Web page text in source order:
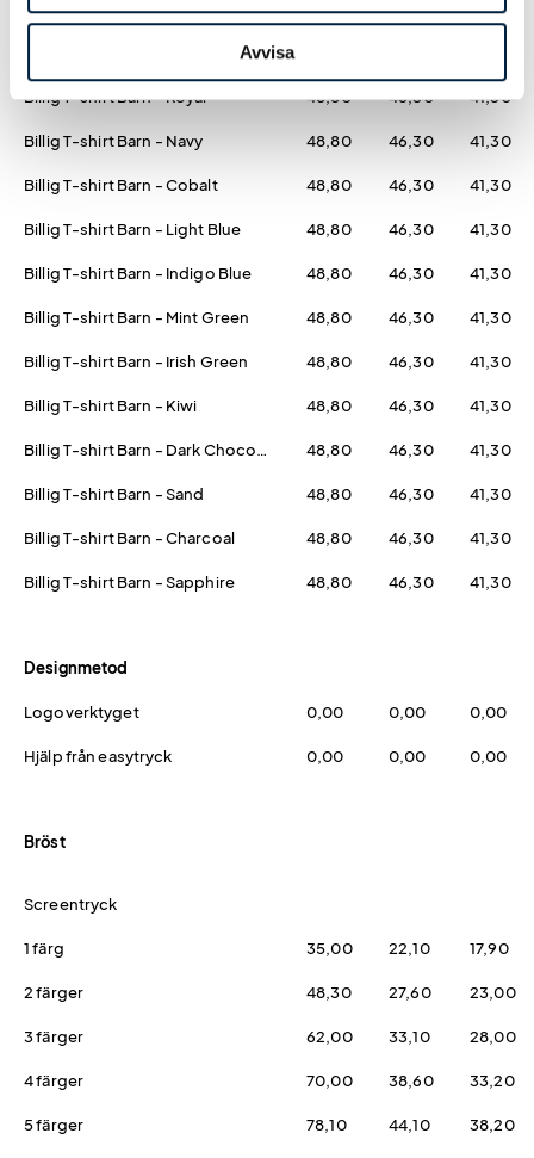
Avvisa
Billig T-shirt Barn - Red 48,80 46,30 41,30
Billig T-shirt Barn - Royal 48,80 46,30 41,30
Billig T-shirt Barn - Navy 48,80 46,30 41,30
Billig T-shirt Barn - Cobalt 48,80 46,30 41,30
Billig T-shirt Barn - Light Blue 48,80 46,30 41,30
Billig T-shirt Barn - Indigo Blue 48,80 46,30 41,30
Billig T-shirt Barn - Mint Green 48,80 46,30 41,30
Billig T-shirt Barn - Irish Green 48,80 46,30 41,30
Billig T-shirt Barn - Kiwi 48,80 46,30 41,30
Billig T-shirt Barn - Dark Chocolate 48,80 46,30 41,30
Billig T-shirt Barn - Sand 48,80 46,30 41,30
Billig T-shirt Barn - Charcoal 48,80 46,30 41,30
Billig T-shirt Barn - Sapphire 48,80 46,30 41,30
Designmetod
Logoverktyget 0,00 0,00 0,00
Hjälp från easytryck 0,00 0,00 0,00
Bröst
Screentryck
1 färg 35,00 22,10 17,90
2 färger 48,30 27,60 23,00
3 färger 62,00 33,10 28,00
4 färger 70,00 38,60 33,20
5 färger 78,10 44,10 38,20